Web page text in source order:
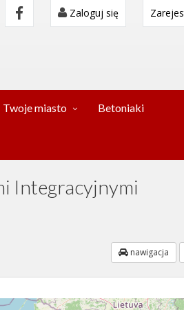
Zaloguj się
Twoje miasto Betoniaki
Integracyjnymi
nawigacja